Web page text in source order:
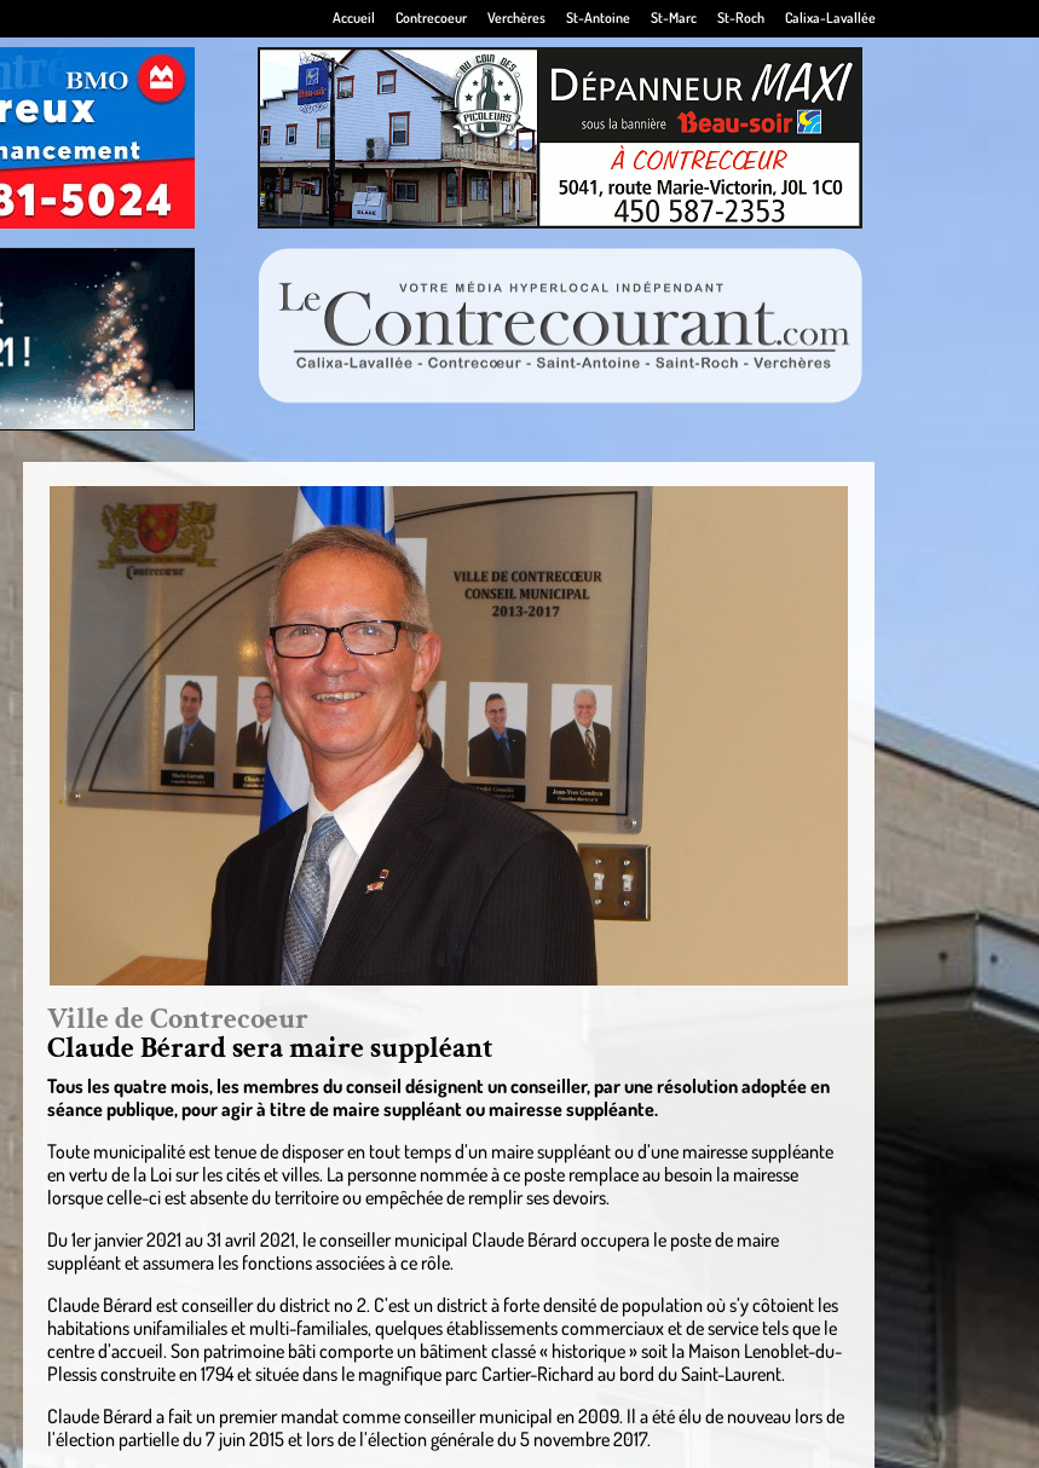
Accueil Contrecoeur Verchères St-Antoine St-Marc St-Roch Calixa-Lavallée
Ville de Contrecoeur
Claude Bérard sera maire suppléant
Tous les quatre mois, les membres du conseil désignent un conseiller, par une résolution adoptée en
séance publique, pour agir à titre de maire suppléant ou mairesse suppléante.
Toute municipalité est tenue de disposer en tout temps d’un maire suppléant ou d’une mairesse suppléante
en vertu de la Loi sur les cités et villes. La personne nommée à ce poste remplace au besoin la mairesse
lorsque celle-ci est absente du territoire ou empêchée de remplir ses devoirs.
Du 1er janvier 2021 au 31 avril 2021, le conseiller municipal Claude Bérard occupera le poste de maire
suppléant et assumera les fonctions associées à ce rôle.
Claude Bérard est conseiller du district no 2. C’est un district à forte densité de population où s’y côtoient les
habitations unifamiliales et multi-familiales, quelques établissements commerciaux et de service tels que le
centre d’accueil. Son patrimoine bâti comporte un bâtiment classé « historique » soit la Maison Lenoblet-du-
Plessis construite en 1794 et située dans le magnifique parc Cartier-Richard au bord du Saint-Laurent.
Claude Bérard a fait un premier mandat comme conseiller municipal en 2009. Il a été élu de nouveau lors de
l’élection partielle du 7 juin 2015 et lors de l’élection générale du 5 novembre 2017.